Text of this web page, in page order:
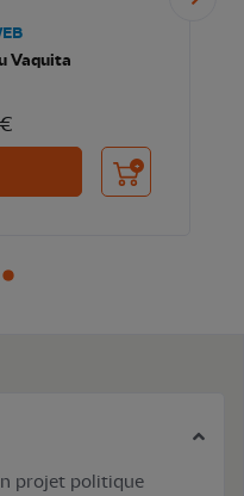
Vaquita
Ajouter au panier
projet politique